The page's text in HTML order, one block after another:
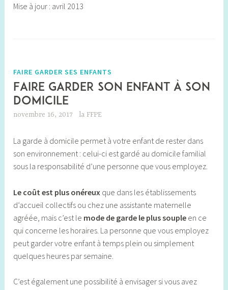
Mise à jour : avril 2013
FAIRE GARDER SES ENFANTS
Faire garder son enfant à son
domicile
novembre 16, 2017 la FFPE
La garde à domicile permet à votre enfant de rester dans
son environnement : celui-ci est gardé au domicile familial
sous la responsabilité d’une personne que vous employez.
Le coûtest plus onéreux que dans les établissements
d’accueil collectifs ou chez une assistante maternelle
agréée, mais c’est le mode de garde le plus souple en ce
qui concerne les horaires. La personne que vous employez
peut garder votre enfant à temps plein ou simplement
quelques heures par semaine.
C’est également une possibilité à envisager si vous avez